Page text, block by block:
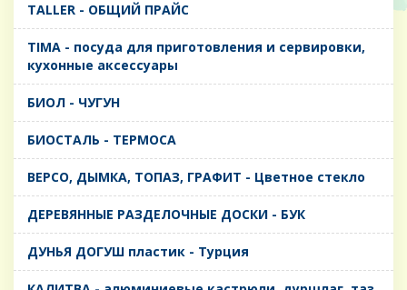
TALLER - ОБЩИЙ ПРАЙС
TIMA - посуда для приготовления и сервировки,
кухонные аксессуары
БИОЛ - ЧУГУН
БИОСТАЛЬ - ТЕРМОСА
ВЕРСО, ДЫМКА, ТОПАЗ, ГРАФИТ - Цветное стекло
ДЕРЕВЯННЫЕ РАЗДЕЛОЧНЫЕ ДОСКИ - БУК
ДУНЬЯ ДОГУШ пластик - Турция